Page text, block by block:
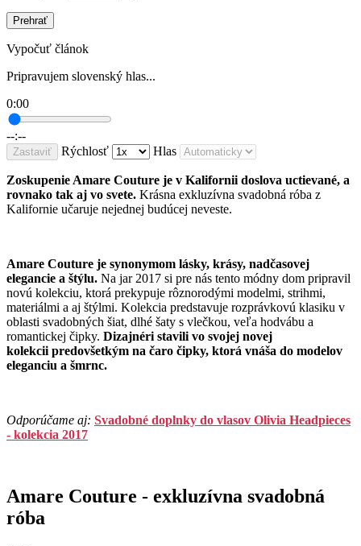
Prehrať
Vypočuť článok
Pripravujem slovenský hlas...
0:00
--:--
Zastaviť Rýchlosť Hlas
Zoskupenie Amare Couture je v Kalifornii doslova uctievané, a
rovnako tak aj vo svete. Krásna exkluzívna svadobná róba z
Kalifornie učaruje nejednej budúcej neveste.
Amare Couture je synonymom lásky, krásy, nadčasovej
elegancie a štýlu. Na jar 2017 si pre nás tento módny dom pripravil
novú kolekciu, ktorá prekypuje rôznorodými modelmi, strihmi,
materiálmi a aj štýlmi. Kolekcia predstavuje rozprávkovú klasiku v
oblasti svadobných šiat, dlhé šaty s vlečkou, veľa hodvábu a
romantickej čipky. Dizajnéri stavili vo svojej novej
kolekcii predovšetkým na čaro čipky, ktorá vnáša do modelov
eleganciu a šmrnc.
Odporúčame aj: Svadobné doplnky do vlasov Olivia Headpieces
- kolekcia 2017
Amare Couture - exkluzívna svadobná
róba